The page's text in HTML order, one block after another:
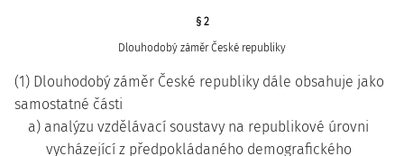
§ 2
Dlouhodobý záměr České republiky
(1) Dlouhodobý záměr České republiky dále obsahuje jako
samostatné části
a) analýzu vzdělávací soustavy na republikové úrovni
vycházející z předpokládaného demografického